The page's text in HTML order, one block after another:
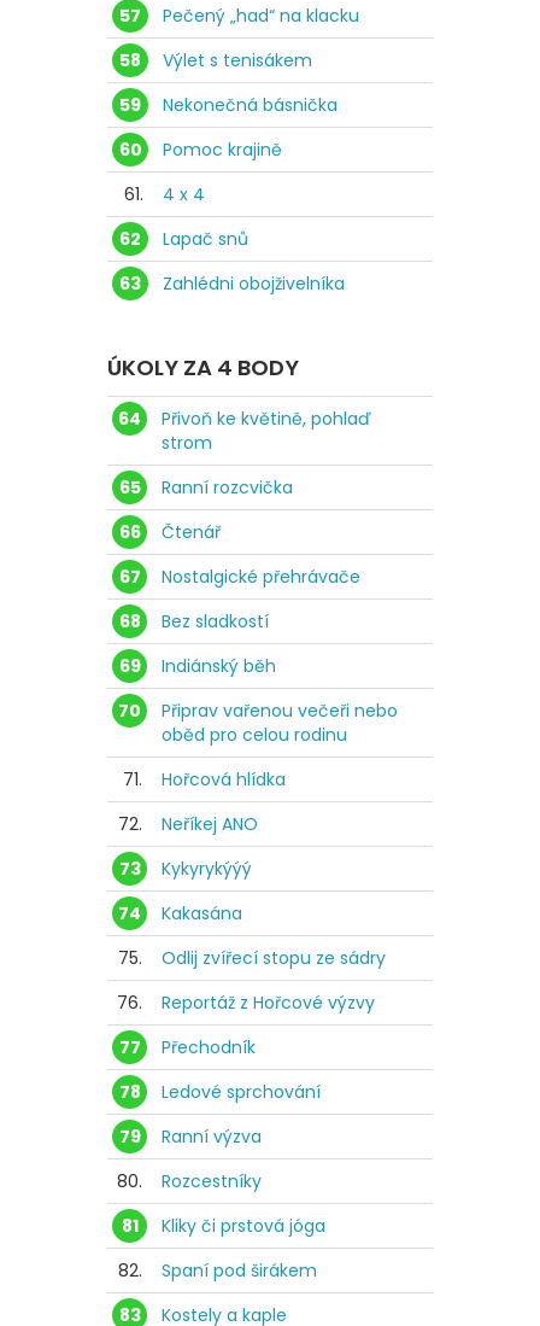
57
Pečený „had“ na klacku
58
Výlet s tenisákem
59
Nekonečná básnička
60
Pomoc krajině
61.
4 x 4
62
Lapač snů
63
Zahlédni obojživelníka
ÚKOLY ZA 4 BODY
64
Přivoň ke květině, pohlaď
strom
65
Ranní rozcvička
66
Čtenář
67
Nostalgické přehrávače
68
Bez sladkostí
69
Indiánský běh
70
Připrav vařenou večeři nebo
oběd pro celou rodinu
71.
Hořcová hlídka
72.
Neříkej ANO
73
Kykyrykýýý
74
Kakasána
75.
Odlij zvířecí stopu ze sádry
76.
Reportáž z Hořcové výzvy
77
Přechodník
78
Ledové sprchování
79
Ranní výzva
80.
Rozcestníky
81
Kliky či prstová jóga
82.
Spaní pod širákem
83
Kostely a kaple